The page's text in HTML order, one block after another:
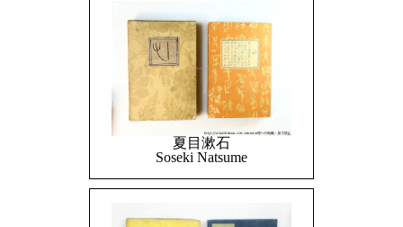
夏目漱石
Soseki Natsume